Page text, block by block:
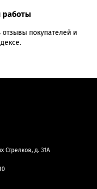
работы
покупателей и
Стрелков, д. 31А